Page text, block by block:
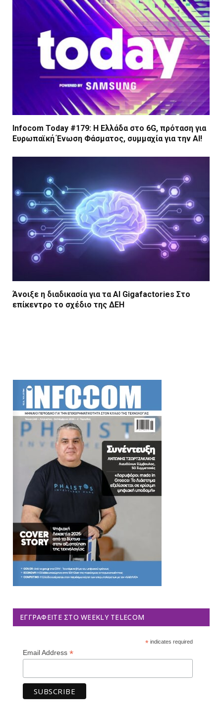
Infocom Today #179: Η Ελλάδα στο 6G, πρόταση για
Ευρωπαϊκή Ένωση Φάσματος, συμμαχία για την AI!
Άνοιξε η διαδικασία για τα AI Gigafactories Στο
επίκεντρο το σχέδιο της ΔΕΗ
ΕΓΓΡΑΦΕΊΤΕ ΣΤΟ WEEKLY TELECOM
*indicates required
Email Address *